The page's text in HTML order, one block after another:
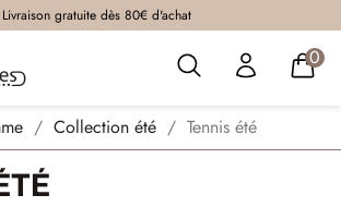
Livraison gratuite dès 80€ d'achat
0
Collection été Tennis été